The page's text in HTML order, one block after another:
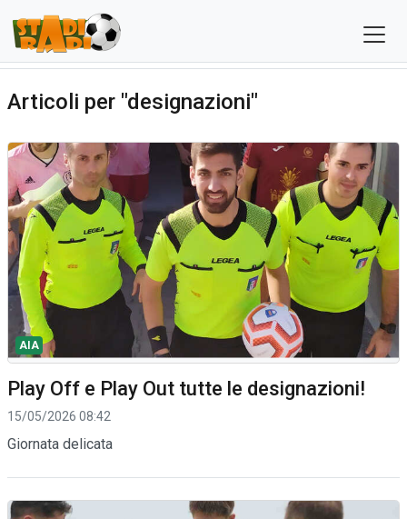
Articoli per "designazioni"
AIA
Play Off e Play Out tutte le designazioni!
15/05/2026 08:42
Giornata delicata